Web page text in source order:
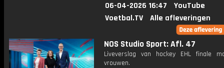
06-04-2026 16:47
YouTube
Voetbal.TV
Alle afleveringen
NOS Studio Sport: Afl. 47
Liveverslag van hockey EHL finale
vrouwen.